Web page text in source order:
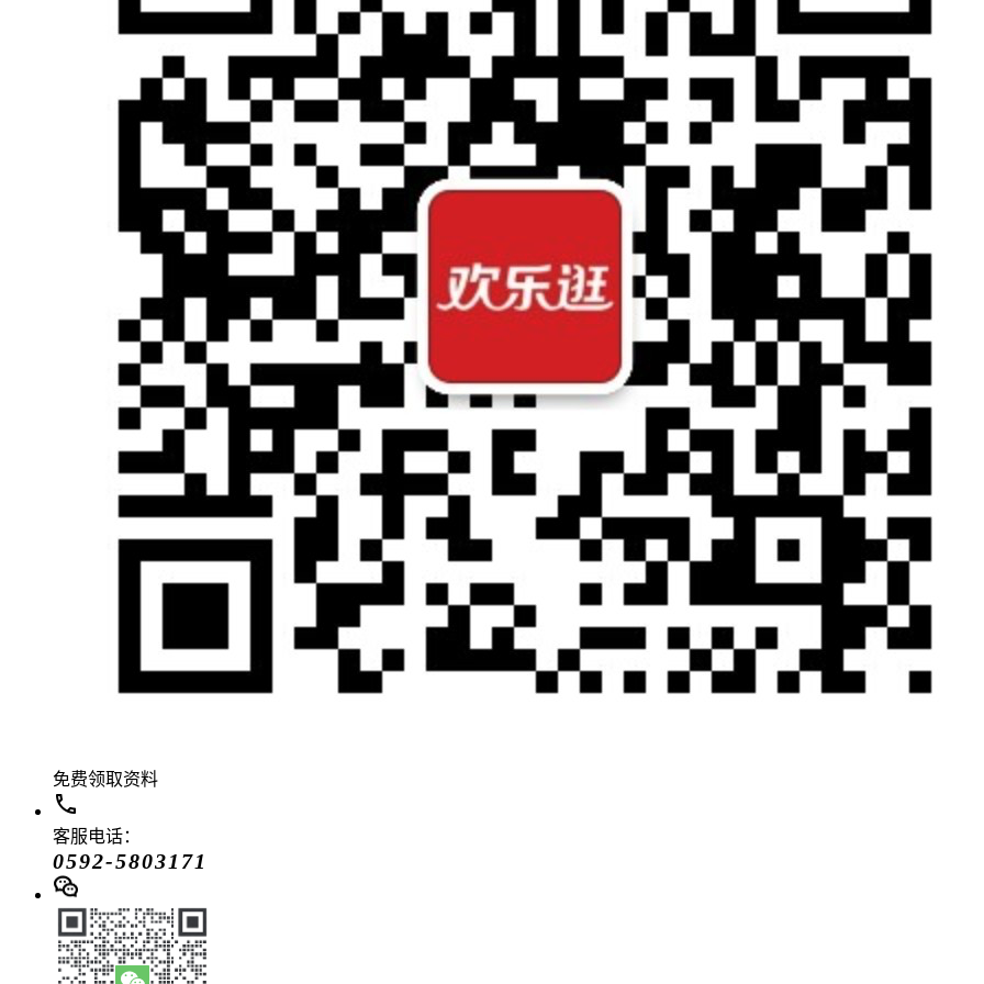
免费领取资料
客服电话：
0592-5803171